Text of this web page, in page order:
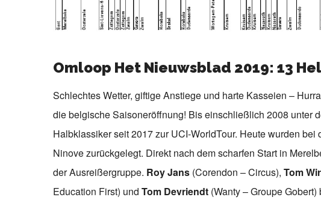
Omloop Het Nieuwsblad 2019: 13
Schlechtes Wetter, giftige Anstiege und harte Kasseien –
die belgische Saisoneröffnung! Bis einschließlich 2008 unter
Halbklassiker seit 2017 zur UCI-WorldTour. Heute wurden
Ninove zurückgelegt. Direkt nach dem scharfen Start in
der Ausreißergruppe. Roy Jans (Corendon – Circus), Tom
Education First) und Tom Devriendt (Wanty – Groupe